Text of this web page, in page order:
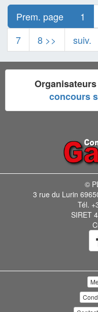
Prem. page 1
7
8 >> suiv.
concours
©
3 rue du Lurin
Tél.
SIRET